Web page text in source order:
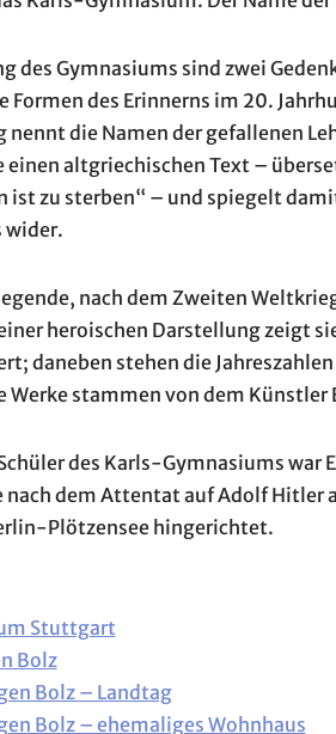
des Gymnasiums sind zwei
Formen des Erinnerns im 20.
nennt die Namen der gefallenen
einen altgriechischen Text –
ist zu sterben“ – und spiegelt
wider.
nach dem Zweiten
heroischen Darstellung zeigt
daneben stehen die
Werke stammen von dem Künstler
des Karls-Gymnasiums war
nach dem Attentat auf Adolf Hitler
Plötzensee hingerichtet.
Stuttgart
Bolz
Bolz – Landtag
Bolz – ehemaliges Wohnhaus